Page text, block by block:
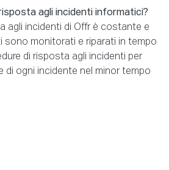
agli incidenti informatici?
agli incidenti di Offr è costante e
sono monitorati e riparati in tempo
di risposta agli incidenti per
di ogni incidente nel minor tempo